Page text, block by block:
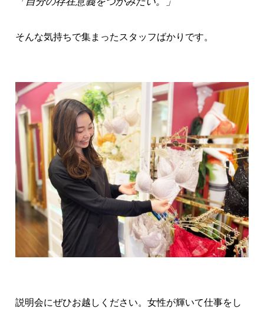
そんな気持ちで集まったスタッフばかりです。
説明会にぜひお越しください。女性が輝いて仕事をし